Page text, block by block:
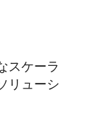
スケーラ
リューシ